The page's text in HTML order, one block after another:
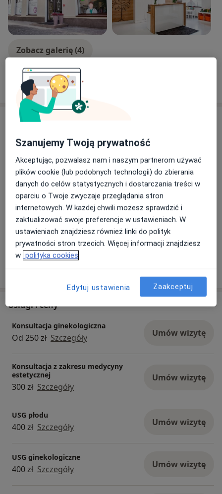
Zobacz galerię (4)
Aktualności
lek. Agnieszka Gąsiorek- Kwiatkowska
Józefa Sułkowskiego 15, 85-634 Bydgoszcz
Konsultacje ginekologiczne i położnicze w
Centrum Medycznym PESMED po wcześniejszej
02/08/2022
Usługi i ceny
Konsultacja ginekologiczna
Od 250 zł Szczegóły Umów wizytę
Konsultacja z zakresu medycyny
estetycznej
300 zł Szczegóły
Umów wizytę
USG płodu
400 zł Szczegóły Umów wizytę
USG ginekologiczne
400 zł Szczegóły Umów wizytę
Szanujemy Twoją prywatność
Akceptując, pozwalasz nam i naszym partnerom używać
plików cookie (lub podobnych technologii) do zbierania
danych do celów statystycznych i dostarczania treści w
oparciu o Twoje zwyczaje przeglądania stron
internetowych. W każdej chwili możesz sprawdzić i
zaktualizować swoje preferencje w ustawieniach. W
ustawieniach znajdziesz również linki do polityk
prywatności stron trzecich. Więcej informacji znajdziesz
w polityka cookies
Edytuj ustawienia Zaakceptuj